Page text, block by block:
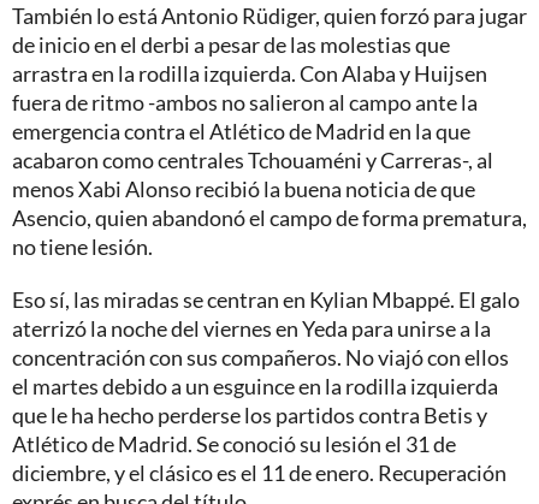
También lo está Antonio Rüdiger, quien forzó para jugar
de inicio en el derbi a pesar de las molestias que
arrastra en la rodilla izquierda. Con Alaba y Huijsen
fuera de ritmo -ambos no salieron al campo ante la
emergencia contra el Atlético de Madrid en la que
acabaron como centrales Tchouaméni y Carreras-, al
menos Xabi Alonso recibió la buena noticia de que
Asencio, quien abandonó el campo de forma prematura,
no tiene lesión.
Eso sí, las miradas se centran en Kylian Mbappé. El galo
aterrizó la noche del viernes en Yeda para unirse a la
concentración con sus compañeros. No viajó con ellos
el martes debido a un esguince en la rodilla izquierda
que le ha hecho perderse los partidos contra Betis y
Atlético de Madrid. Se conoció su lesión el 31 de
diciembre, y el clásico es el 11 de enero. Recuperación